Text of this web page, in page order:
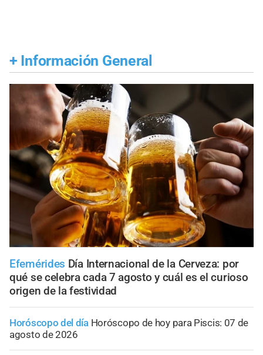
+ Información General
Efemérides Día Internacional de la Cerveza: por
qué se celebra cada 7 agosto y cuál es el curioso
origen de la festividad
Horóscopo del día Horóscopo de hoy para Piscis: 07 de
agosto de 2026